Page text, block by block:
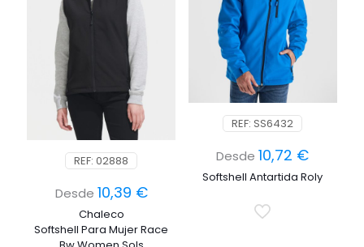
REF: 02888
Desde 10,39 €
Chaleco
Softshell Para Mujer Race
REF: SS6432
Desde10,72 €
Softshell Antartida Roly